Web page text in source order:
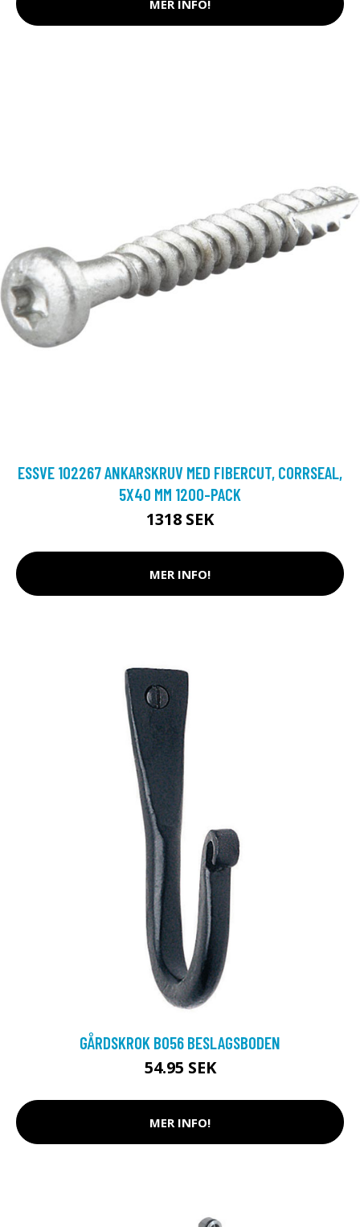
MER INFO!
ESSVE 102267 ANKARSKRUV MED FIBERCUT, CORRSEAL,
5X40 MM 1200-PACK
1318 SEK
MER INFO!
GÅRDSKROK B056 BESLAGSBODEN
54.95 SEK
MER INFO!